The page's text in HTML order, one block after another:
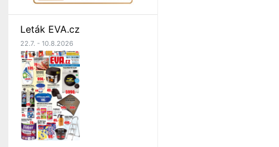
Leták EVA.cz
22.7. - 10.8.2026